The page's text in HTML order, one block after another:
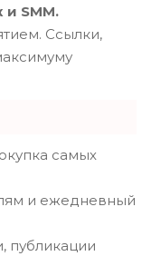
и SMM.
Ссылки,
самых
и ежедневный
публикации